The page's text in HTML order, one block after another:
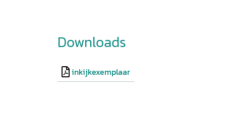
Downloads
inkijkexemplaar